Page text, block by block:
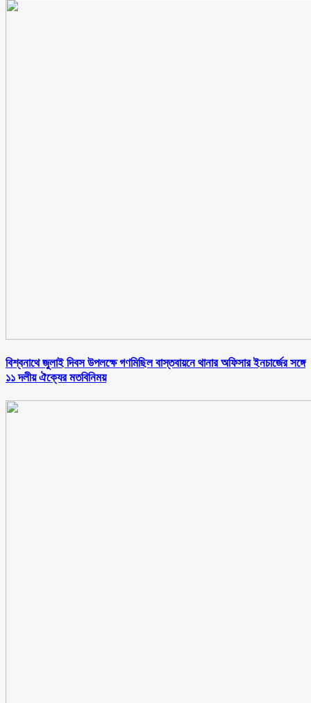
বিশ্বনাথে জুলাই দিবস উপলক্ষে গণমিছিল বাস্তবায়নে থানার অফিসার ইনচার্জের সঙ্গে
১১ দলীয় ঐক্যের মতবিনিময়